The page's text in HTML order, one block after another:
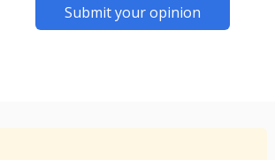
Submit your opinion